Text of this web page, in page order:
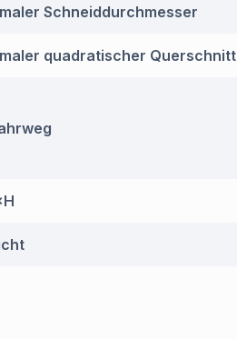
Schneiddurchmesser
quadratischer Querschnitt